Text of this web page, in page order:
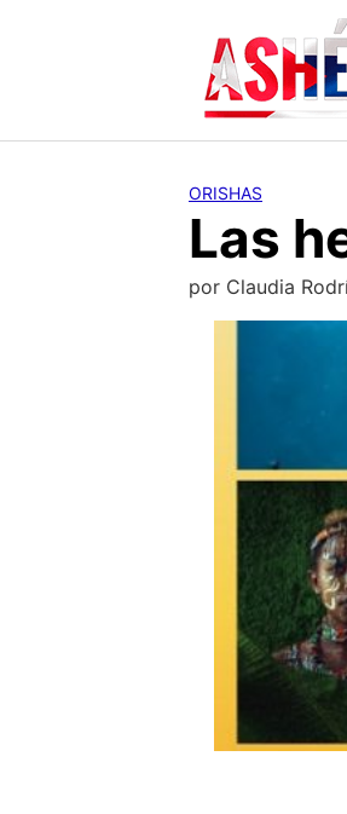
ORISHAS
Las
por Claudia